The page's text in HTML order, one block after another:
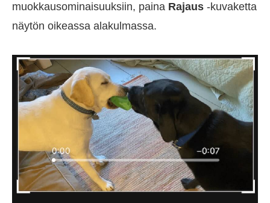
muokkausominaisuuksiin, paina Rajaus -kuvaketta
näytön oikeassa alakulmassa.